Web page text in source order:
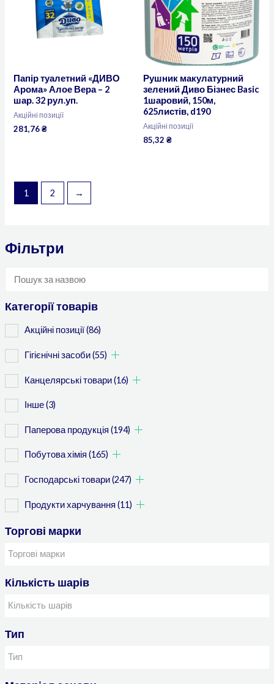
Фільтри
Категорії товарів
Акційні позиції(86)
Гігієнічні засоби(55)
Канцелярські товари(16)
Інше(3)
Паперова продукція (194)
Побутова хімія (165)
Господарські товари(247)
Продукти харчування (11)
Торгові марки
Кількість шарів
Тип
Папір туалетний «ДИВО
Арома» Алое Вера – 2
шар. 32 рул.уп.
Акційні позиції
281,76₴
Рушник макулатурний
зелений Диво Бізнес Basic
1шаровий, 150м,
625листів, d190
Акційні позиції
85,32 ₴
1 2 →